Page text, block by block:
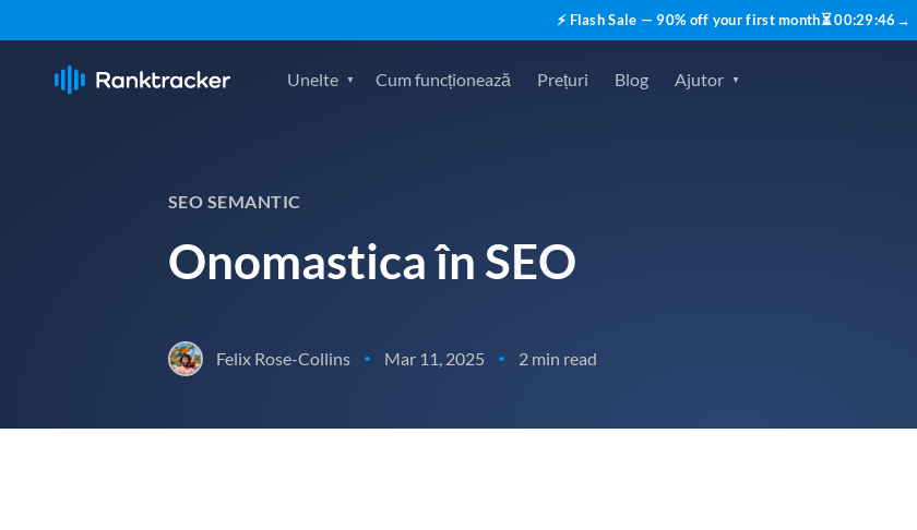
⚡ Flash Sale — 90% off your first month⏳00:29:45 →
Unelte Cum funcționează Prețuri Blog Ajutor
SEO SEMANTIC
Onomastica în SEO
Felix Rose-Collins • Mar 11, 2025 • 2 min read